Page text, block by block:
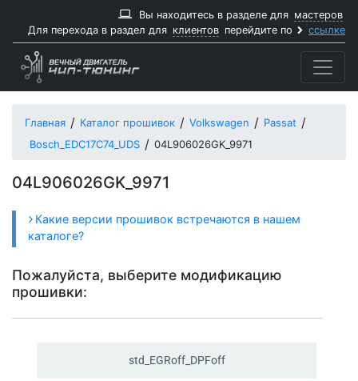
Вы находитесь в разделе для мастеров
Для перехода в раздел для клиентов перейдите по ссылке
Главная Каталог прошивок Volkswagen
Passat
Bosch_EDC17C74_UDS
04L906026GK_9971
04L906026GK_9971
Какие версии прошивок встречаются в нашем
каталоге?
Пожалуйста, выберите модификацию
прошивки:
std_ EGRoff_ DPFoff